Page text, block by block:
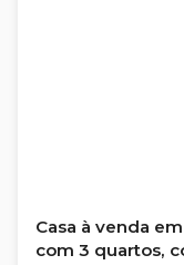
Casa à venda
com 3 quartos,